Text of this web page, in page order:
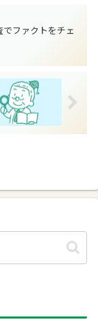
ファクトをチェ